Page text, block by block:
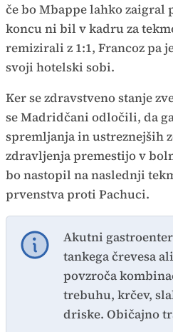
če bo Mbappe lahko
koncu ni bil v kadru za
remizirali z 1:1, Francoz pa
svoji hotelski sobi.
Ker se zdravstveno stanje
se Madridčani odločili, da
spremljanja in ustreznejših
zdravljenja premestijo v
bo nastopil na naslednji
prvenstva proti Pachuci.
Akutni
tankega črevesa
povzroča
trebuhu, krčev,
driske. Običajno